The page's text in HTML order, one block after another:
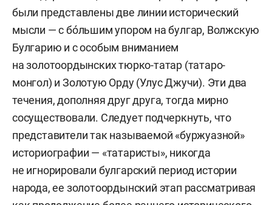
были представлены две линии исторический
мысли — с бóльшим упором на булгар, Волжскую
Булгарию и с особым вниманием
на золотоордынских тюрко-татар (татаро-
монгол) и Золотую Орду (Улус Джучи). Эти два
течения, дополняя друг друга, тогда мирно
сосуществовали. Следует подчеркнуть, что
представители так называемой «буржуазной»
историографии — «татаристы», никогда
не игнорировали булгарский период истории
народа, ее золотоордынский этап рассматривая